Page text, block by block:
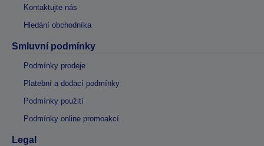
Kontaktujte nás
Hledání obchodníka
Smluvní podmínky
Podmínky prodeje
Platební a dodací podmínky
Podmínky použití
Podmínky online promoakcí
Legal